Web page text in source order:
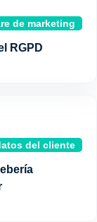
de marketing
RGPD
del cliente